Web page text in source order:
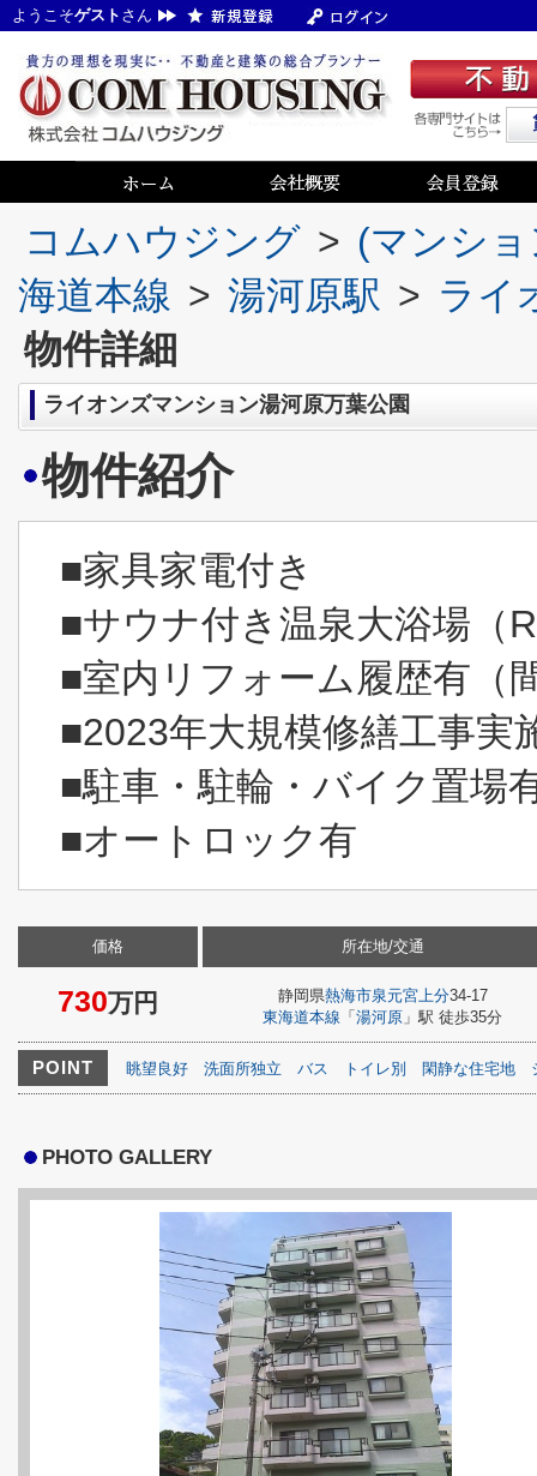
ようこそゲスト さん
コムハウジング > (マンシ
海道本線 > 湯河原駅 > ライ
物件詳細
ライオンズマンション湯河原万葉公園
物件紹介
■家具家電付き
■サウナ付き温泉大浴場（
■室内リフォーム履歴有（
■2023年大規模修繕工事実
■駐車・駐輪・バイク置場
■オートロック有
価格
730万円
所在地/交通
静岡県熱海市泉元宮上分34-17
東海道本線 「 湯河原 」駅 徒歩35分
POINT 眺望良好 洗面所独立 バス トイレ別 閑静な住宅地
PHOTO GALLERY